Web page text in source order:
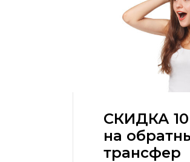
СКИДКА 10
на
трансфер